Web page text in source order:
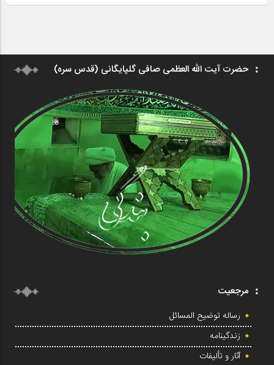
حضرت آیت الله العظمی صافی گلپایگانی (قدس سره)
مرجعیت
رساله توضیح المسائل
زندگینامه
آثار و تألیفات